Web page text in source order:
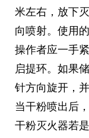
米左右，放下
向喷射。使用
操作者应一手
启提环。如果
针方向旋开，
当干粉喷出后
干粉灭火器若